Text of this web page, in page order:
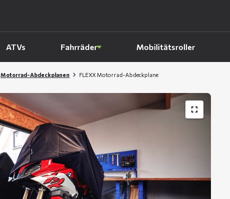
ATVs Fahrräder Mobilitätsroller
Motorrad-Abdeckplanen FLEXX Motorrad-Abdeckplane